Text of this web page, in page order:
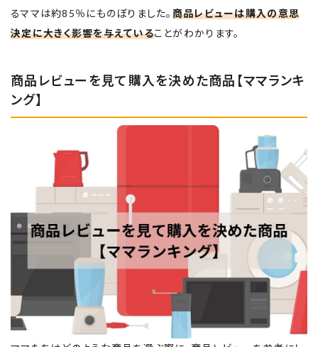
るママは約85％にものぼりました。 商品レビューは購入の意思
決定に大きく影響を与えていることがわかります。
商品レビューを見て購入を決めた商品【ママランキ
ング】